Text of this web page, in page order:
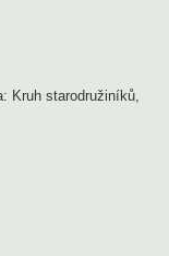
Kruh starodružiníků,